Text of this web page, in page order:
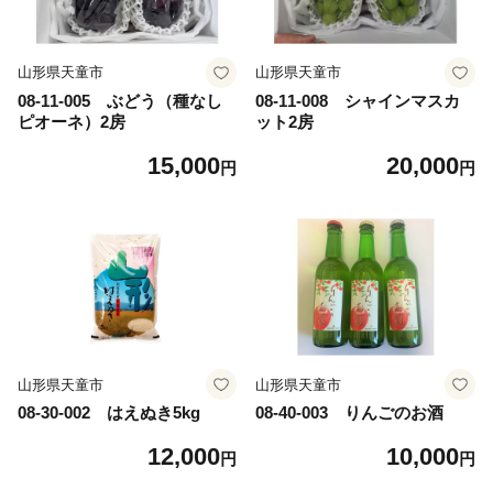
山形県天童市
08-11-005 ぶどう（種なし
ピオーネ）2房
15,000円
山形県天童市
08-11-008 シャインマスカ
ット2房
20,000円
山形県天童市
08-30-002 はえぬき5kg
12,000円
山形県天童市
08-40-003 りんごのお酒
10,000円